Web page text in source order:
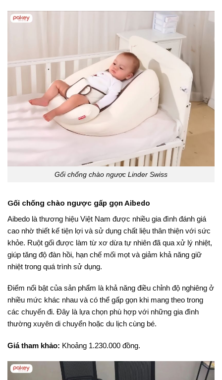
Gối chống chào ngược Linder Swiss
Gối chống chào ngược gấp gọn Aibedo
Aibedo là thương hiệu Việt Nam được nhiều gia đình đánh giá
cao nhờ thiết kế tiện lợi và sử dụng chất liệu thân thiện với sức
khỏe. Ruột gối được làm từ xơ dừa tự nhiên đã qua xử lý nhiệt,
giúp tăng độ đàn hồi, hạn chế mối mọt và giảm khả năng giữ
nhiệt trong quá trình sử dụng.
Điểm nổi bật của sản phẩm là khả năng điều chỉnh độ nghiêng ở
nhiều mức khác nhau và có thể gấp gọn khi mang theo trong
các chuyến đi. Đây là lựa chọn phù hợp với những gia đình
thường xuyên di chuyển hoặc du lịch cùng bé.
Giá tham khảo: Khoảng 1.230.000 đồng.